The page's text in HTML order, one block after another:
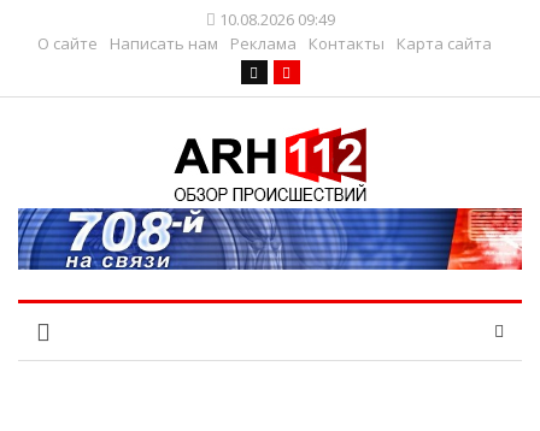
10.08.2026 09:49
О сайте
Написать нам Реклама Контакты Карта сайта